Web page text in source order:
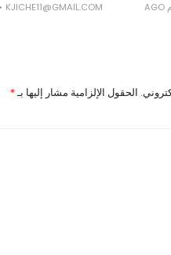
KJICHE11@GMAIL.COM
الحقول الإلزامية مشار إليها بـ*